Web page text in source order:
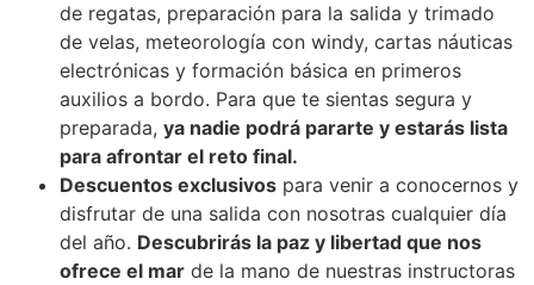
de regatas, preparación para la salida y trimado
de velas, meteorología con windy, cartas náuticas
electrónicas y formación básica en primeros
auxilios a bordo. Para que te sientas segura y
preparada, ya nadie podrá pararte y estarás lista
para afrontar el reto final.
Descuentos exclusivos para venir a conocernos y
disfrutar de una salida con nosotras cualquier día
del año. Descubrirás la paz y libertad que nos
ofrece el mar de la mano de nuestras instructoras